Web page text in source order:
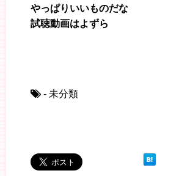
やっぱりいいものだな
試聴動画はよずら
- 未分類